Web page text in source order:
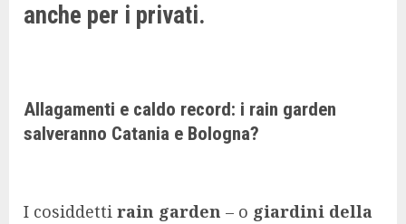
anche per i privati.
Allagamenti e caldo record: i rain garden
salveranno Catania e Bologna?
I cosiddetti rain garden – o giardini della